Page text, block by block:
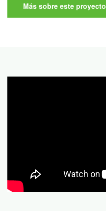
Más sobre este proyecto